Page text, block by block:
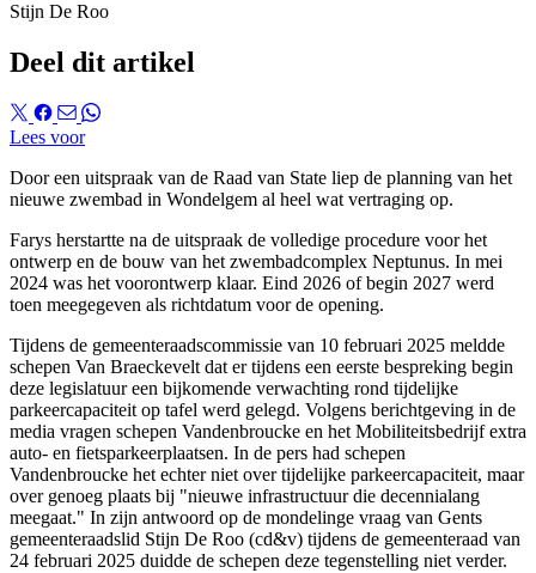
Stijn De Roo
Deel dit artikel
Lees voor
Door een uitspraak van de Raad van State liep de planning van het
nieuwe zwembad in Wondelgem al heel wat vertraging op.
Farys herstartte na de uitspraak de volledige procedure voor het
ontwerp en de bouw van het zwembadcomplex Neptunus. In mei
2024 was het voorontwerp klaar. Eind 2026 of begin 2027 werd
toen meegegeven als richtdatum voor de opening.
Tijdens de gemeenteraadscommissie van 10 februari 2025 meldde
schepen Van Braeckevelt dat er tijdens een eerste bespreking begin
deze legislatuur een bijkomende verwachting rond tijdelijke
parkeercapaciteit op tafel werd gelegd. Volgens berichtgeving in de
media vragen schepen Vandenbroucke en het Mobiliteitsbedrijf extra
auto- en fietsparkeerplaatsen. In de pers had schepen
Vandenbroucke het echter niet over tijdelijke parkeercapaciteit, maar
over genoeg plaats bij "nieuwe infrastructuur die decennialang
meegaat." In zijn antwoord op de mondelinge vraag van Gents
gemeenteraadslid Stijn De Roo (cd&v) tijdens de gemeenteraad van
24 februari 2025 duidde de schepen deze tegenstelling niet verder.